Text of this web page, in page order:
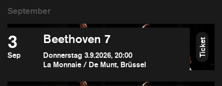
3
Sep
Beethoven 7
Donnerstag 3.9.2026, 20:00
La Monnaie / De Munt, Brüssel
Ticket